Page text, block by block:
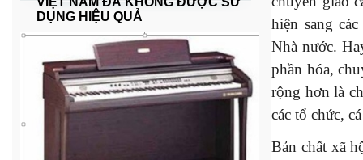
DỤNG HIỆU QUẢ
hiện sang
Nhà nước.
phần hóa,
rộng hơn là
các tổ chức,
Bản chất xã